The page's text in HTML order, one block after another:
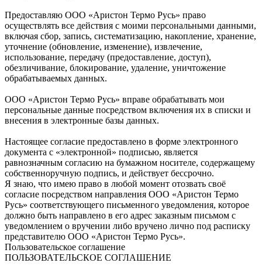
Предоставляю ООО «Аристон Термо Русь» право
осуществлять все действия с моими персональными данными,
включая сбор, запись, систематизацию, накопление, хранение,
уточнение (обновление, изменение), извлечение,
использование, передачу (предоставление, доступ),
обезличивание, блокирование, удаление, уничтожение
обрабатываемых данных.
ООО «Аристон Термо Русь» вправе обрабатывать мои
персональные данные посредством включения их в списки и
внесения в электронные базы данных.
Настоящее согласие предоставлено в форме электронного
документа с «электронной» подписью, является
равнозначным согласию на бумажном носителе, содержащему
собственноручную подпись, и действует бессрочно.
Я знаю, что имею право в любой момент отозвать своё
согласие посредством направления ООО «Аристон Термо
Русь» соответствующего письменного уведомления, которое
должно быть направлено в его адрес заказным письмом с
уведомлением о вручении либо вручено лично под расписку
представителю ООО «Аристон Термо Русь».
Пользовательское соглашение
ПОЛЬЗОВАТЕЛЬСКОЕ СОГЛАШЕНИЕ